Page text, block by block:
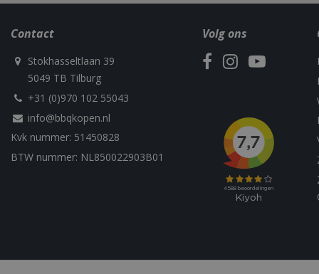
Contact
Stokhasseltlaan 39
5049 TB Tilburg
+31 (0)970 102 55043
info@bbqkopen.nl
Kvk nummer: 51450828
BTW nummer: NL850022903B01
Volg ons
75292639-1
_ga_M5FLK9N03R
Naam
_clsk
ROLLOUT_TOKEN
_cfuvid